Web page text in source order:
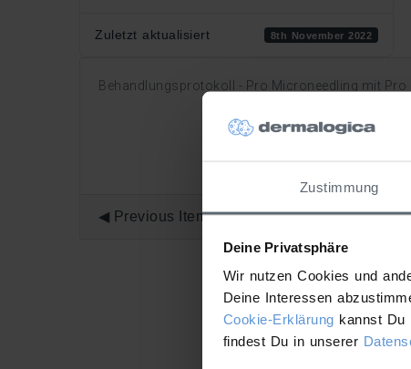
Zustimmung
Deine Privatsphäre
Wir nutzen Cookies und
Deine Interessen
Cookie-Erklärung kannst Du
findest Du in unserer
Zuletzt aktualisiert 8th November 2022
Behandlungsprotokoll - Pro Microneedling mit Pro
Previous Item